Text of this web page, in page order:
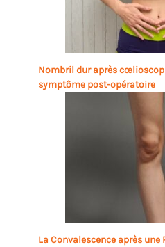
Nombril dur après
symptôme post-opératoire
La Convalescence après une